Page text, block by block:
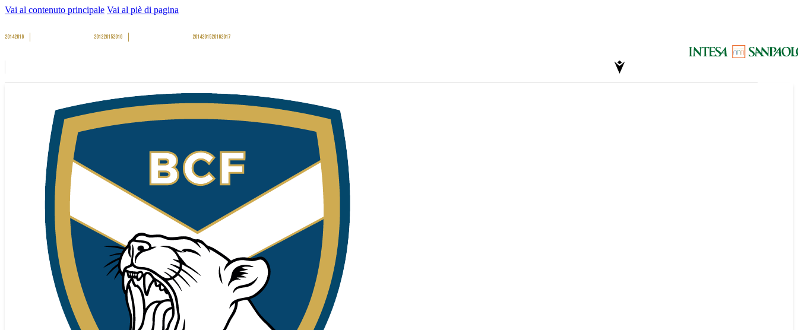
Vai al contenuto principale Vai al piè di pagina
20142016 201220152016 2014201520162017